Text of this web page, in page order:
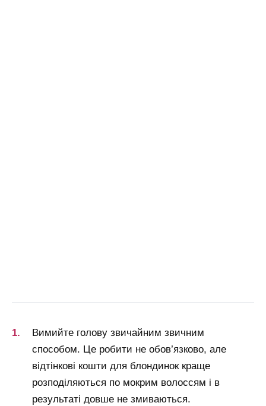
Вимийте голову звичайним звичним
способом. Це робити не обов’язково, але
відтінкові кошти для блондинок краще
розподіляються по мокрим волоссям і в
результаті довше не змиваються.